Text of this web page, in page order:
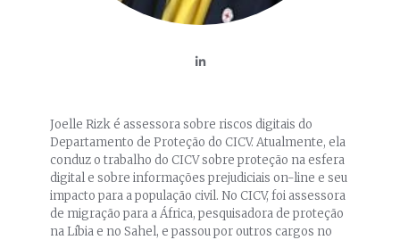
Joelle Rizk é assessora sobre riscos digitais do
Departamento de Proteção do CICV. Atualmente, ela
conduz o trabalho do CICV sobre proteção na esfera
digital e sobre informações prejudiciais on-line e seu
impacto para a população civil. No CICV, foi assessora
de migração para a África, pesquisadora de proteção
na Líbia e no Sahel, e passou por outros cargos no